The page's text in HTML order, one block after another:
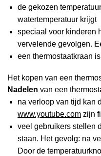
de gekozen
watertemperatuur krijgt
speciaal voor kinderen
vervelende gevolgen.
een thermostaatkraan
Het kopen van een
Nadelen van een
na verloop van tijd kan
www.youtube.comzijn
veel gebruikers stellen
staan. Het gevolg: na
Door de